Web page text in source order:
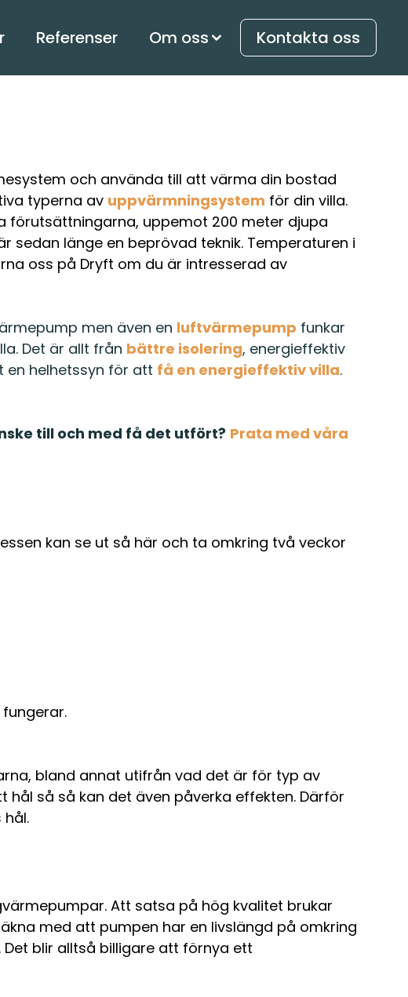
Referenser Om oss Kontakta oss
och använda till att värma din bostad
typerna av uppvärmningsystem för din villa.
förutsättningarna, uppemot 200 meter djupa
sedan länge en beprövad teknik. Temperaturen i
oss på Dryft om du är intresserad av
men även en luftvärmepump funkar
Det är allt från bättre isolering, energieffektiv
en helhetssyn för att få en energieffektiv villa.
till och med få det utfört? Prata med våra
kan se ut så här och ta omkring två veckor
bland annat utifrån vad det är för typ av
så så kan det även påverka effekten. Därför
Att satsa på hög kvalitet brukar
med att pumpen har en livslängd på omkring
blir alltså billigare att förnya ett